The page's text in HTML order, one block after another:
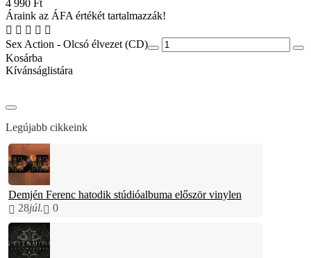
4 990 Ft
Áraink az ÁFA értékét tartalmazzák!
Sex Action - Olcsó élvezet (CD)
Kosárba
Kívánságlistára
Legújabb cikkeink
Demjén Ferenc hatodik stúdióalbuma először vinylen
28júl. 0